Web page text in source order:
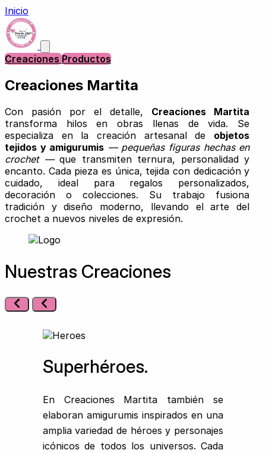
Inicio
CreacionesProductos
Creaciones Martita
Con pasión por el detalle, Creaciones Martita
transforma hilos en obras llenas de vida. Se
especializa en la creación artesanal de objetos
tejidos y amigurumis — pequeñas figuras hechas en
crochet —que transmiten ternura, personalidad y
encanto. Cada pieza es única, tejida con dedicación y
cuidado, ideal para regalos personalizados,
decoración o colecciones. Su trabajo fusiona
tradición y diseño moderno, llevando el arte del
crochet a nuevos niveles de expresión.
Nuestras Creaciones
Superhéroes.
En Creaciones Martita también se
elaboran amigurumis inspirados en una
amplia variedad de héroes y personajes
icónicos de todos los universos. Cada